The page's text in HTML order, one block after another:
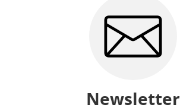
Newsletter